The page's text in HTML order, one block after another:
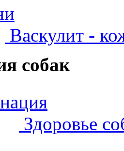
Васкулит -
собак
Здоровье